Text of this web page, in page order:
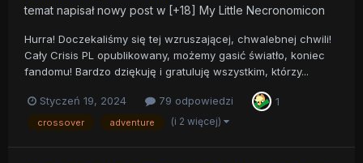
temat napisał nowy post w [+18] My Little Necronomicon
Hurra! Doczekaliśmy się tej wzruszającej, chwalebnej chwili!
Cały Crisis PL opublikowany, możemy gasić światło, koniec
fandomu! Bardzo dziękuję i gratuluję wszystkim, którzy...
Styczeń 19, 2024 79 odpowiedzi 1
crossover adventure (i 2 więcej)